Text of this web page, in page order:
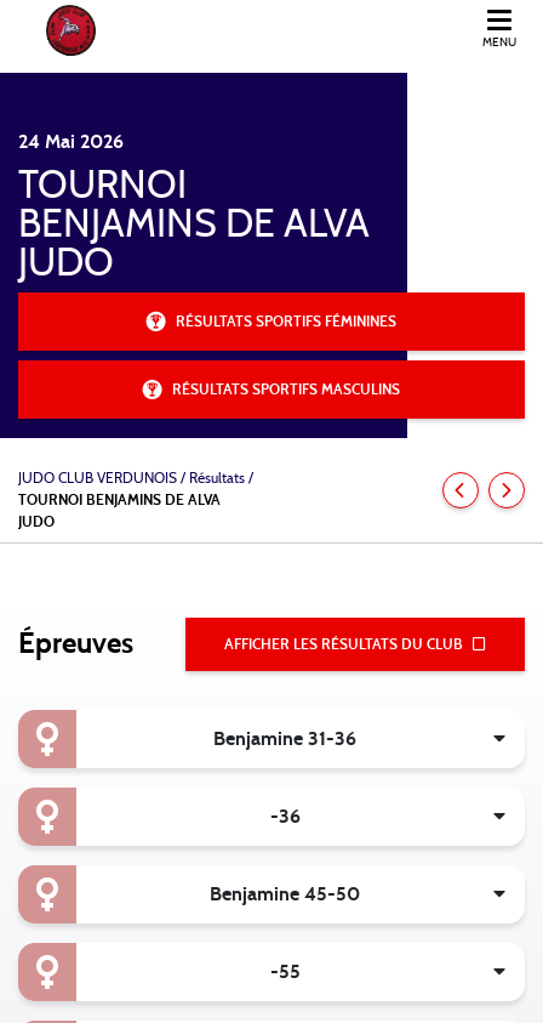
MENU
24 Mai 2026
TOURNOI
BENJAMINS DE ALVA
JUDO
RÉSULTATS SPORTIFS FÉMININES
RÉSULTATS SPORTIFS MASCULINS
JUDO CLUB VERDUNOIS / Résultats /
TOURNOI BENJAMINS DE ALVA
JUDO
Épreuves AFFICHER LES RÉSULTATS DU CLUB
Benjamine 31-36
-36
Benjamine 45-50
-55